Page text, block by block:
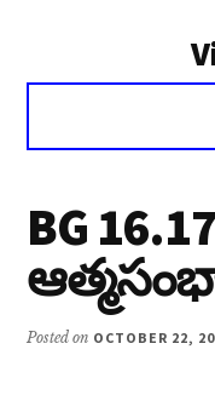
Voice
Vivekananda
BG
Posted on OCTOBER 22,